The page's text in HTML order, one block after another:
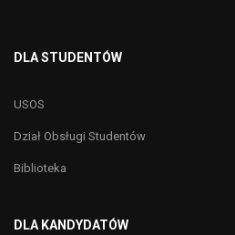
DLA STUDENTÓW
USOS
Dział Obsługi Studentów
Biblioteka
DLA KANDYDATÓW